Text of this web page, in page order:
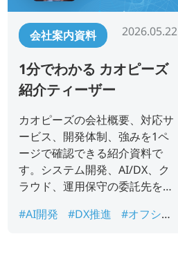
会社案内資料 2026.05.22
1分でわかる カオピーズ
紹介ティーザー
カオピーズの会社概要、対応サ
ービス、開発体制、強みを1ペ
ージで確認できる紹介資料で
す。システム開発、AI/DX、ク
ラウド、運用保守の委託先を検
検討や社内共有に活用いただけ
#AI開発 #DX推進
#オフショ